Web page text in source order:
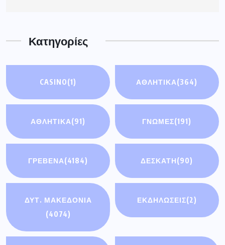
Κατηγορίες
CASINO(1) ΑΘΛΗΤΙΚΑ(364)
ΑΘΛΗΤΙΚΆ(91) ΓΝΩΜΕΣ(191)
ΓΡΕΒΕΝΑ(4184) ΔΕΣΚΑΤΗ(90)
ΔΥΤ. ΜΑΚΕΔΟΝΙΑ
(4074)
ΕΚΔΗΛΩΣΕΙΣ(2)